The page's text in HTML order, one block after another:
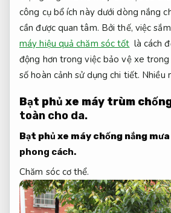
công cụ bổ ích này dưới dòng nắng
cần được quan tâm. Bởi thế, việc
máy hiệu quả chăm sóc tốt là cách
động hơn trong việc bảo vệ xe trong
số hoàn cảnh sử dụng chi tiết. Nhiều
Bạt phủ xe máy trùm
toàn cho da.
Bạt phủ xe máy chống nắng mưa
phong cách.
Chăm sóc cơ thể.